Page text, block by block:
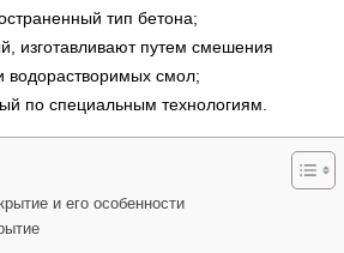
тип бетона;
изготавливают путем смешения
водорастворимых смол;
по специальным технологиям.
и его особенности